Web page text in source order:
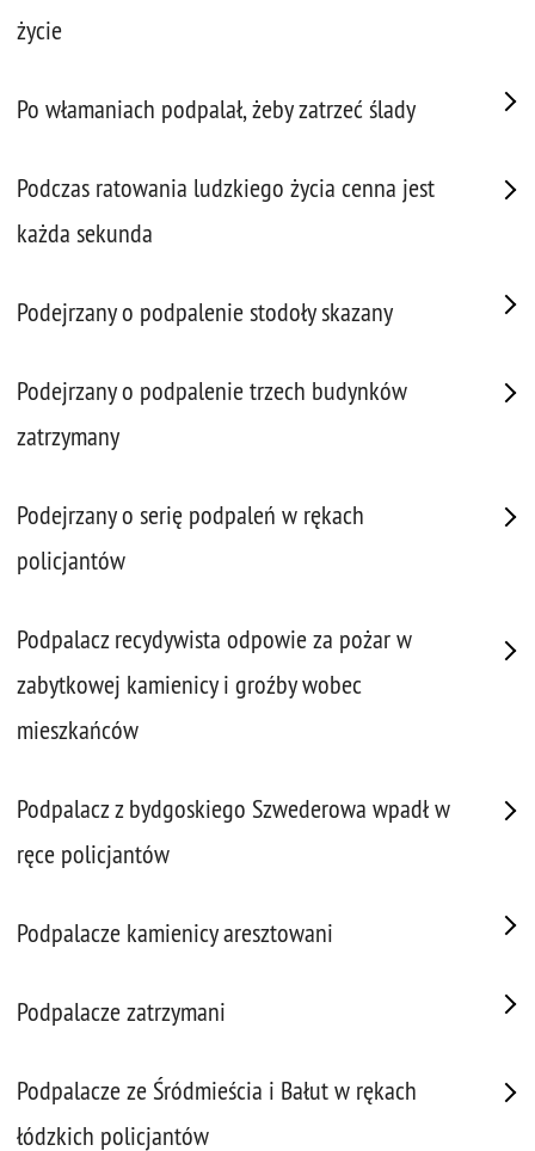
życie
Po włamaniach podpalał, żeby zatrzeć ślady
Podczas ratowania ludzkiego życia cenna jest
każda sekunda
Podejrzany o podpalenie stodoły skazany
Podejrzany o podpalenie trzech budynków
zatrzymany
Podejrzany o serię podpaleń w rękach
policjantów
Podpalacz recydywista odpowie za pożar w
zabytkowej kamienicy i groźby wobec
mieszkańców
Podpalacz z bydgoskiego Szwederowa wpadł w
ręce policjantów
Podpalacze kamienicy aresztowani
Podpalacze zatrzymani
Podpalacze ze Śródmieścia i Bałut w rękach
łódzkich policjantów